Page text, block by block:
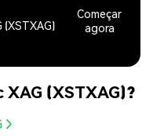
Começar
agora
(XSTXAG)?